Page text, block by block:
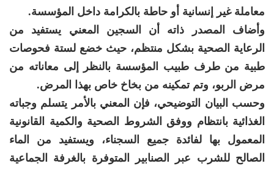
معاملة غير إنسانية أو حاطة بالكرامة داخل المؤسسة.
وأضاف المصدر ذاته أن السجين المعني يستفيد من
الرعاية الصحية بشكل منتظم، حيث خضع لستة فحوصات
طبية من طرف طبيب المؤسسة بالنظر إلى معاناته من
مرض الربو، وتم تمكينه من بخاخ خاص بهذا المرض.
وحسب البيان التوضيحي، فإن المعني بالأمر يتسلم وجباته
الغذائية بانتظام ووفق الشروط الصحية والكمية القانونية
المعمول بها لفائدة جميع السجناء، ويستفيد من الماء
الصالح للشرب عبر الصنابير المتوفرة بالغرفة الجماعية